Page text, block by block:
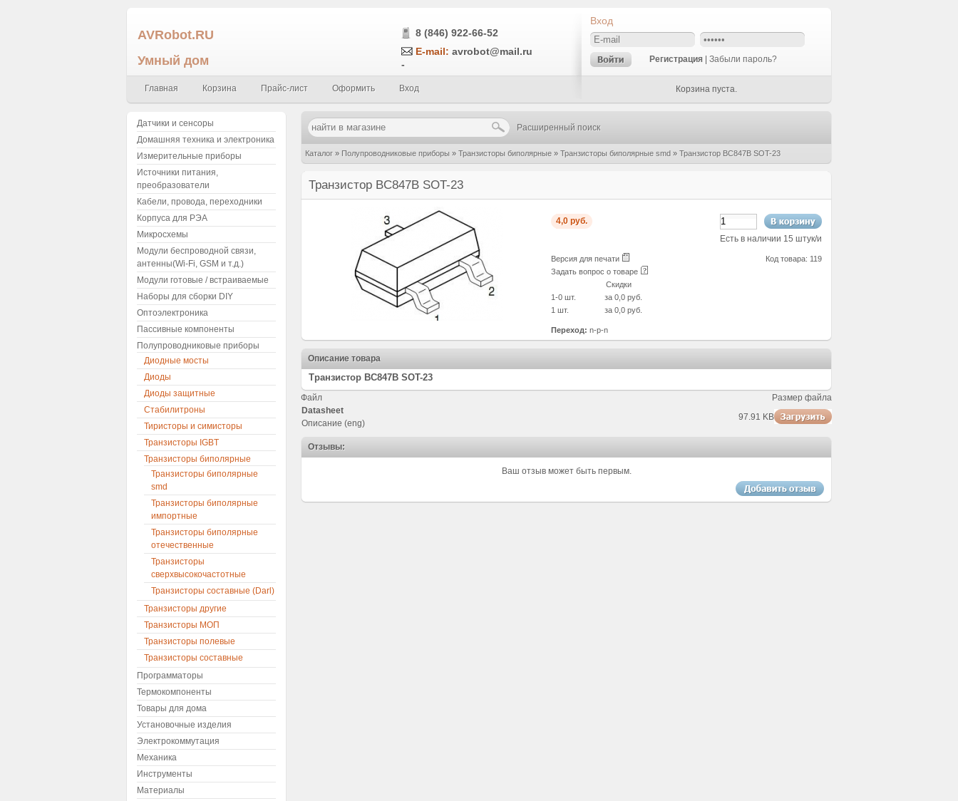
AVRobot.RU
Умный дом
8 (846) 922-66-52
E-mail: avrobot@mail.ru
-
Главная Корзина Прайс-лист Оформить Вход
Вход
Регистрация Забыли пароль?
Корзина пуста.
Расширенный поиск
Каталог » Полупроводниковые приборы » Транзисторы биполярные » Транзисторы биполярные smd » Транзистор BC847B SOT-23
Транзистор BC847B SOT-23
4,0 руб.
Есть в наличии 15 штук/и
Версия для печати
Задать вопрос о товаре
Скидки
1-0 шт.
за 0,0 руб.
1 шт.
за 0,0 руб.
Код товара: 119
Переход: n-p-n
Описание товара
Транзистор BC847B SOT-23
Файл
Размер файла
Datasheet
Описание (eng)
97.91 KB
Отзывы:
Ваш отзыв может быть первым.
Датчики и сенсоры
Домашняя техника и электроника
Измерительные приборы
Источники питания,
преобразователи
Кабели, провода, переходники
Корпуса для РЭА
Микросхемы
Модули беспроводной связи,
антенны(Wi-Fi, GSM и т.д.)
Модули готовые / встраиваемые
Наборы для сборки DIY
Оптоэлектроника
Пассивные компоненты
Полупроводниковые приборы
Диодные мосты
Диоды
Диоды защитные
Стабилитроны
Тиристоры и симисторы
Транзисторы IGBT
Транзисторы биполярные
Транзисторы биполярные
smd
Транзисторы биполярные
импортные
Транзисторы биполярные
отечественные
Транзисторы
сверхвысокочастотные
Транзисторы составные (Darl)
Транзисторы другие
Транзисторы МОП
Транзисторы полевые
Транзисторы составные
Программаторы
Термокомпоненты
Товары для дома
Установочные изделия
Электрокоммутация
Механика
Инструменты
Материалы